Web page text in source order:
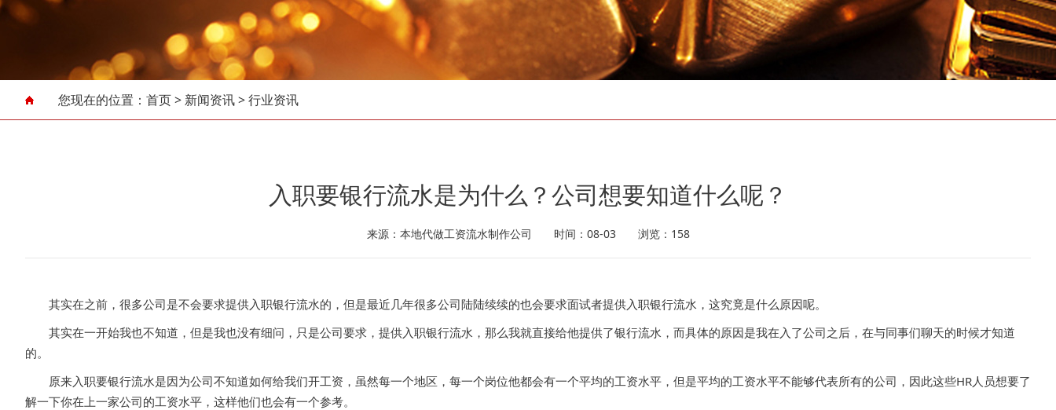
存款证明
您现在的位置： 首页> 新闻资讯>行业资讯
入职要银行流水是为什么？公司想要知道什么呢？
来源：本地代做工资流水制作公司 时间：08-03 浏览：158
其实在之前，很多公司是不会要求提供入职银行流水的，但是最近几年很多公司陆陆续续的也会要求面试者提供入职银行流水，这究竟是什么原因呢。
其实在一开始我也不知道，但是我也没有细问，只是公司要求，提供入职银行流水，那么我就直接给他提供了银行流水，而具体的原因是我在入了公司之后，在与同事们聊天的时候才知道
的。
原来入职要银行流水是因为公司不知道如何给我们开工资，虽然每一个地区，每一个岗位他都会有一个平均的工资水平，但是平均的工资水平不能够代表所有的公司，因此这些HR人员想要了
解一下你在上一家公司的工资水平，这样他们也会有一个参考。